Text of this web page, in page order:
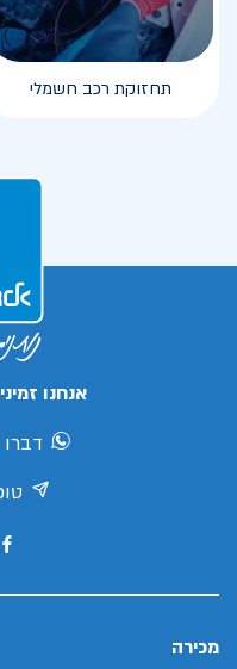
תחזוקת רכב חשמלי
אנחנו
מכירה